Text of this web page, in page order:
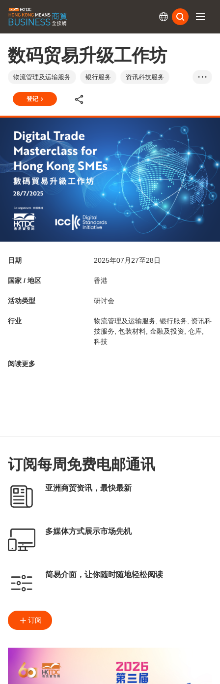
数码贸易升级工作坊
物流管理及运输服务 银行服务
资讯科技服务
包装材料
• • •
登记
日期 2025年07月27至28日
国家 / 地区 香港
活动类型 研讨会
行业
物流管理及运输服务, 银行服务, 资讯科
技服务, 包装材料, 金融及投资, 仓库,
科技
阅读更多
订阅每周免费电邮通讯
亚洲商贸资讯，最快最新
多媒体方式展示市场先机
简易介面，让你随时随地轻松阅读
订阅